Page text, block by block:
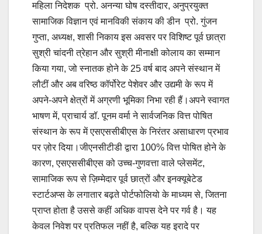
महिला निदेशक प्रो. अनन्या घोष दस्तीदार, अनुप्रयुक्त
सामाजिक विज्ञान एवं मानविकी संकाय की डीन प्रो. गुंजन
गुप्ता, अध्यक्ष, शासी निकाय इस अवसर पर विशिष्ट पूर्व छात्रा
सुश्री चांदनी त्रेहान और सुश्री मीनाक्षी कोलाय का सम्मान
किया गया, जो स्नातक होने के 25 वर्ष बाद अपने संस्थान में
लौटीं और अब वरिष्ठ कॉर्पोरेट पेशेवर और उद्यमी के रूप में
अपने-अपने क्षेत्रों में अग्रणी भूमिका निभा रही हैं।अपने स्वागत
भाषण में, प्राचार्य डॉ. पूनम वर्मा ने सार्वजनिक वित्त पोषित
संस्थान के रूप में एसएससीबीएस के निरंतर असाधारण प्रभाव
पर ज़ोर दिया।जीएनसीटीडी द्वारा 100% वित्त पोषित होने के
कारण, एसएससीबीएस को उच्च-गुणवत्ता वाले प्लेसमेंट,
सामाजिक रूप से ज़िम्मेदार पूर्व छात्रों और इनक्यूबेटेड
स्टार्टअप्स के लगातार बढ़ते पोर्टफोलियो के माध्यम से, जितना
प्राप्त होता है उससे कहीं अधिक वापस देने पर गर्व है। यह
केवल निवेश पर प्रतिफल नहीं है, बल्कि यह इरादे पर